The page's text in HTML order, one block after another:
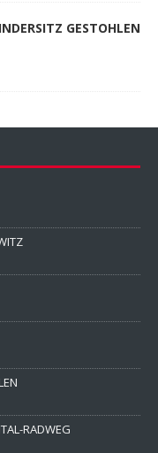
GESTOHLEN
RADWEG